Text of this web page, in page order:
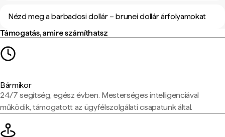
Nézd meg a barbadosi dollár – brunei dollár árfolyamokat
Támogatás, amire számíthatsz
Bármikor
24/7 segítség, egész évben. Mesterséges intelligenciával
működik, támogatott az ügyfélszolgálati csapatunk által.